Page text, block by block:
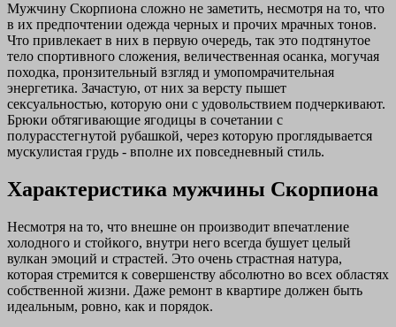
Мужчину Скорпиона сложно не заметить, несмотря на то, что
в их предпочтении одежда черных и прочих мрачных тонов.
Что привлекает в них в первую очередь, так это подтянутое
тело спортивного сложения, величественная осанка, могучая
походка, пронзительный взгляд и умопомрачительная
энергетика. Зачастую, от них за версту пышет
сексуальностью, которую они с удовольствием подчеркивают.
Брюки обтягивающие ягодицы в сочетании с
полурасстегнутой рубашкой, через которую проглядывается
мускулистая грудь - вполне их повседневный стиль.
Характеристика мужчины Скорпиона
Несмотря на то, что внешне он производит впечатление
холодного и стойкого, внутри него всегда бушует целый
вулкан эмоций и страстей. Это очень страстная натура,
которая стремится к совершенству абсолютно во всех областях
собственной жизни. Даже ремонт в квартире должен быть
идеальным, ровно, как и порядок.